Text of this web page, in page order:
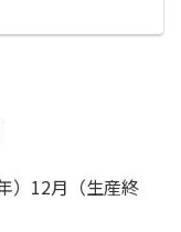
）12月（生産終